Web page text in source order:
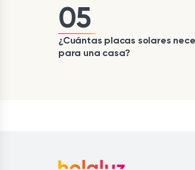
05
¿Cuántas placas solares
para una casa?